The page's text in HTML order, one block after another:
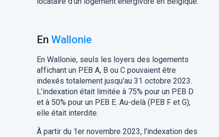
En Wallonie
En Wallonie, seuls les loyers des logements
affichant un PEB A, B ou C pouvaient être
indexés totalement jusqu'au 31 octobre 2023.
L'indexation était limitée à 75% pour un PEB D
et à 50% pour un PEB E. Au-delà (PEB F et G),
elle était interdite.
À partir du 1er novembre 2023, l'indexation des